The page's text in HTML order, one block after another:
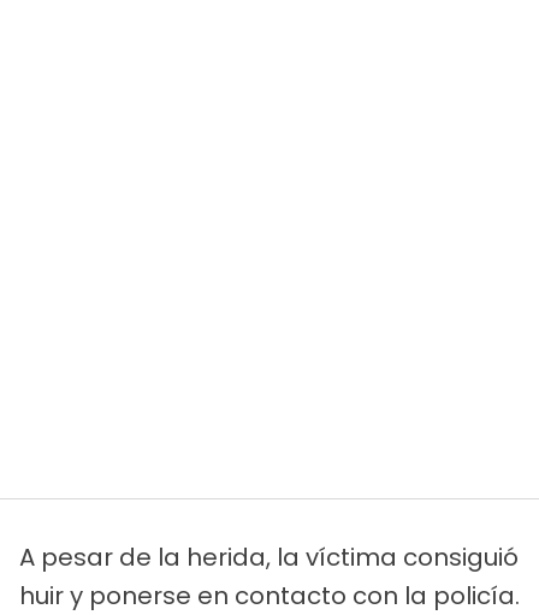
A pesar de la herida, la víctima consiguió
huir y ponerse en contacto con la policía.